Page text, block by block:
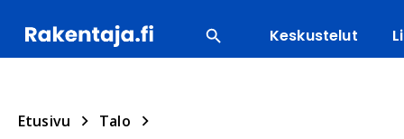
Keskustelut
Etusivu Talo